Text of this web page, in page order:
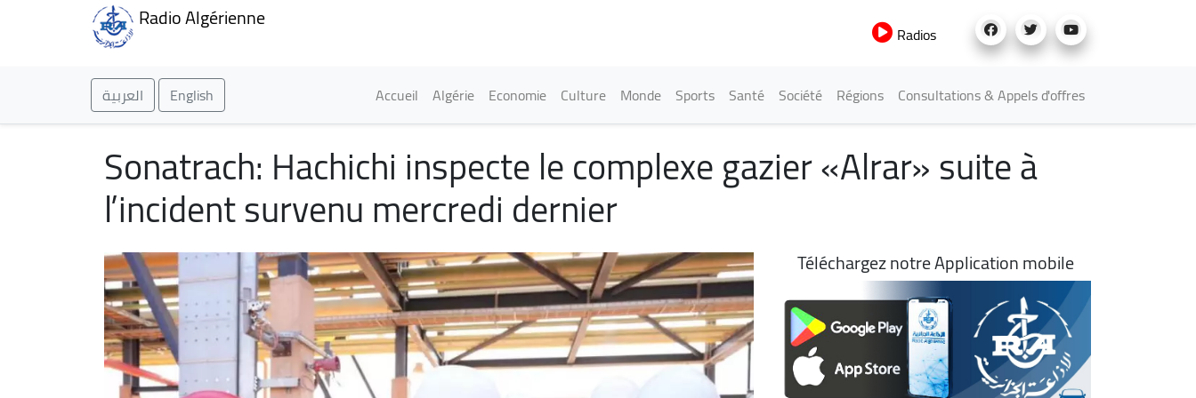
Radio Algérienne
Radios
العربية English Main navigation
Accueil Algérie Economie Culture Monde Sports Santé Société Régions Consultations & Appels d'offres
Sonatrach: Hachichi inspecte le complexe gazier «Alrar» suite à
l’incident survenu mercredi dernier
Téléchargez notre Application mobile